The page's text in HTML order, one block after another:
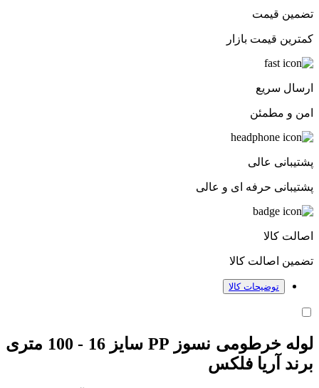
تضمین قیمت
کمترین قیمت بازار
ارسال سریع
امن و مطمئن
پشتیبانی عالی
پشتیبانی حرفه ای و عالی
اصالت کالا
تضمین اصالت کالا
توضیحات کالا
لوله خرطومی نسوز PP سایز 16 - 100 متری
برند آریا فلکس